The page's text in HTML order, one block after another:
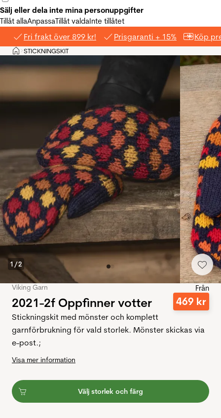
Sälj eller dela inte mina personuppgifter
Tillåt allaAnpassaTillåt valdaInte tillåtet
Fri frakt över 899 kr! Prisgaranti + 15% Köp
Hem
>STICKNINGSKIT
1 /2
Viking Garn
2021-2f Oppfinner votter
Från
469 kr
Stickningskit med mönster och komplett
garnförbrukning för vald storlek. Mönster skickas via
e-post.;
Visa mer information
Välj storlek och färg